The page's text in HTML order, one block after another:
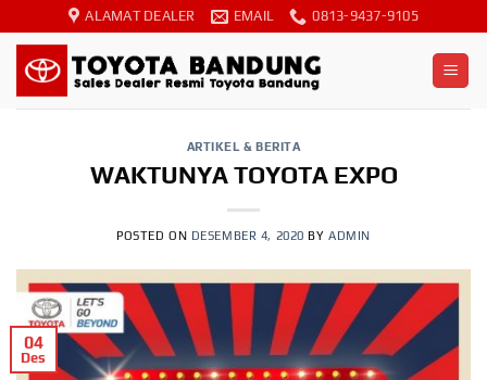
to
content
ALAMAT DEALER EMAIL 0813-9437-9105
ARTIKEL & BERITA
WAKTUNYA TOYOTA EXPO
POSTED ON DESEMBER 4, 2020 BY ADMIN
04
Des